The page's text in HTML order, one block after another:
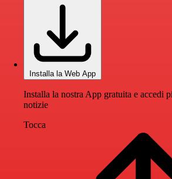
Installa la Web App
Installa la nostra App gratuita e accedi
notizie
Tocca